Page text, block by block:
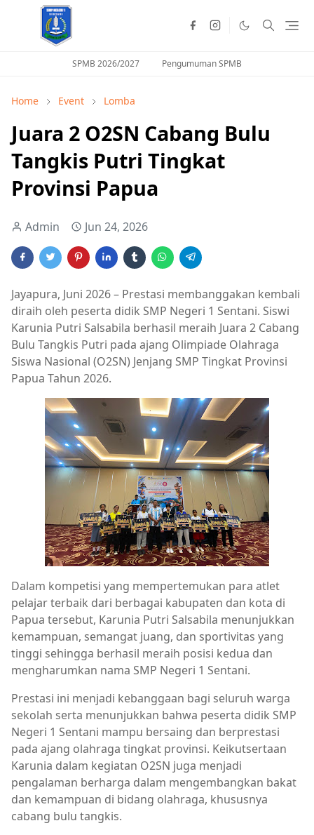
SPMB 2026/2027 Pengumuman SPMB
Home Event Lomba
Juara 2 O2SN Cabang Bulu
Tangkis Putri Tingkat
Provinsi Papua
Admin Jun 24, 2026
Jayapura, Juni 2026 – Prestasi membanggakan kembali
diraih oleh peserta didik SMP Negeri 1 Sentani. Siswi
Karunia Putri Salsabila berhasil meraih Juara 2 Cabang
Bulu Tangkis Putri pada ajang Olimpiade Olahraga
Siswa Nasional (O2SN) Jenjang SMP Tingkat Provinsi
Papua Tahun 2026.
Dalam kompetisi yang mempertemukan para atlet
pelajar terbaik dari berbagai kabupaten dan kota di
Papua tersebut, Karunia Putri Salsabila menunjukkan
kemampuan, semangat juang, dan sportivitas yang
tinggi sehingga berhasil meraih posisi kedua dan
mengharumkan nama SMP Negeri 1 Sentani.
Prestasi ini menjadi kebanggaan bagi seluruh warga
sekolah serta menunjukkan bahwa peserta didik SMP
Negeri 1 Sentani mampu bersaing dan berprestasi
pada ajang olahraga tingkat provinsi. Keikutsertaan
Karunia dalam kegiatan O2SN juga menjadi
pengalaman berharga dalam mengembangkan bakat
dan kemampuan di bidang olahraga, khususnya
cabang bulu tangkis.